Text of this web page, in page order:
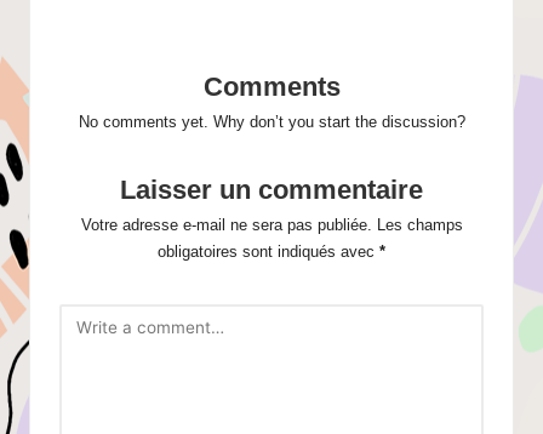
Comments
No comments yet. Why don’t you start the discussion?
Laisser un commentaire
Votre adresse e-mail ne sera pas publiée.
Les champs
obligatoires sont indiqués avec *